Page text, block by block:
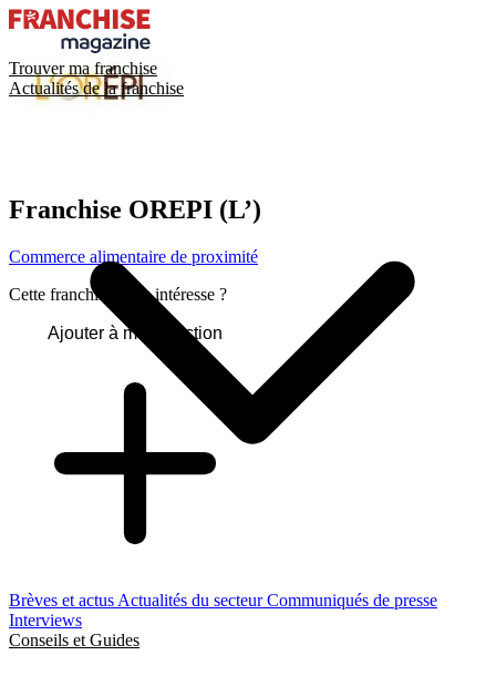
Trouver ma franchise
Actualités de la franchise
Brèves et actus Actualités du secteurCommuniqués de presse
Interviews
Conseils et Guides
Franchise OREPI (L’)
Commerce alimentaire de proximité
Cette franchise vous intéresse ?
Ajouter à ma sélection